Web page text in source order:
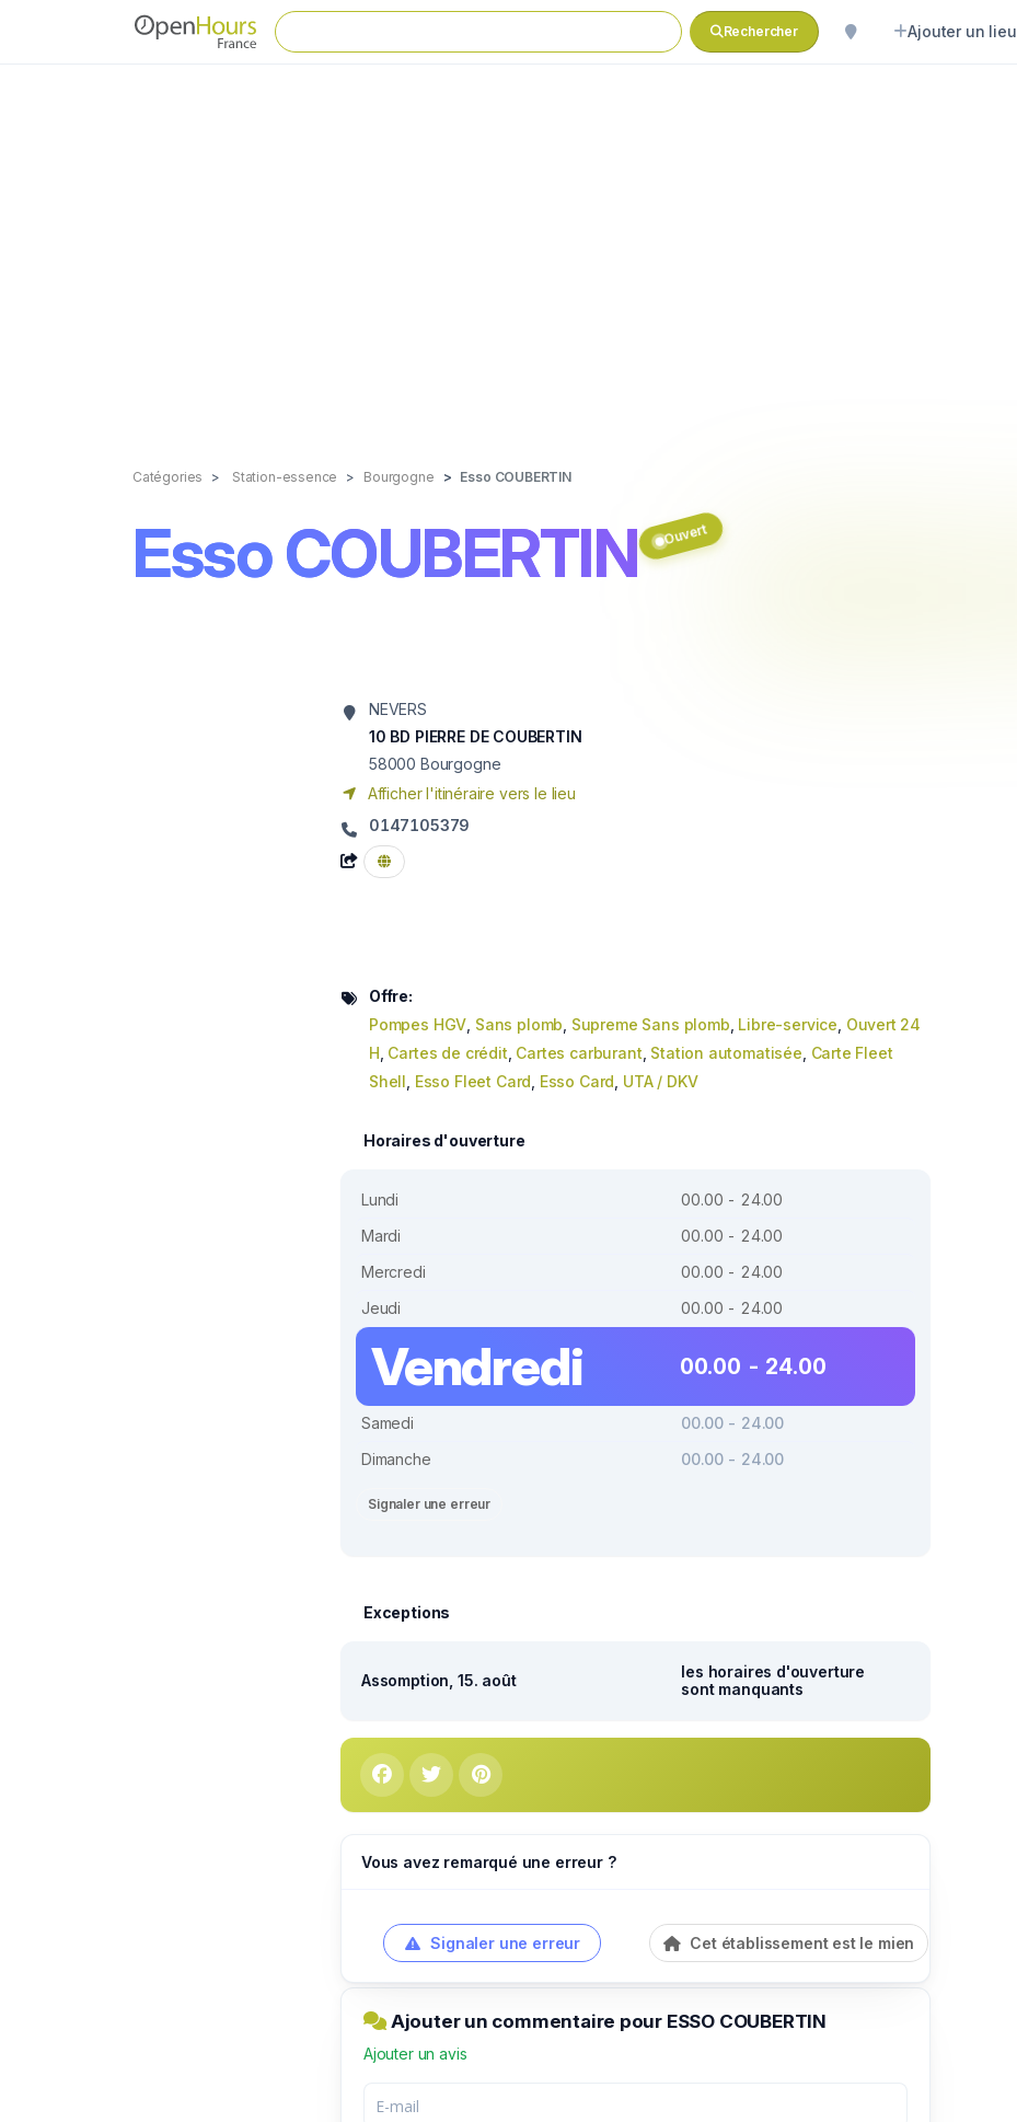
Rechercher Ajouter un lieu
Catégories Station-essence Bourgogne Esso COUBERTIN
Esso COUBERTIN Ouvert
NEVERS
10 BD PIERRE DE COUBERTIN
58000 Bourgogne
Afficher l'itinéraire vers le lieu
0147105379
Offre:
Pompes HGV Sans plomb Supreme Sans plomb Libre-service Ouvert 24
H Cartes de crédit Cartes carburant Station automatisée Carte Fleet
Shell Esso Fleet Card Esso Card UTA / DKV
Horaires d'ouverture
Lundi
00.00 - 24.00
Mardi
00.00 - 24.00
Mercredi
00.00 - 24.00
Jeudi
00.00 - 24.00
Vendredi 00.00 - 24.00
Samedi
00.00 - 24.00
Dimanche
00.00 - 24.00
Signaler une erreur
Exceptions
Assomption, 15. août
les horaires d'ouverture
sont manquants
Vous avez remarqué une erreur ?
Signaler une erreur Cet établissement est le mien
Ajouter un commentaire pour ESSO COUBERTIN
Ajouter un avis